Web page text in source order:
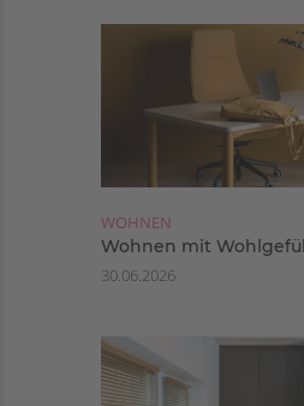
WOHNEN
Wohnen mit
30.06.2026